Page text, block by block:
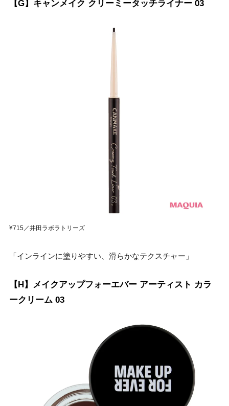
【G】キャンメイク クリーミータッチライナー 03
¥715／井田ラボラトリーズ
「インラインに塗りやすい、滑らかなテクスチャー」
【H】メイクアップフォーエバー アーティスト カラ
ークリーム 03